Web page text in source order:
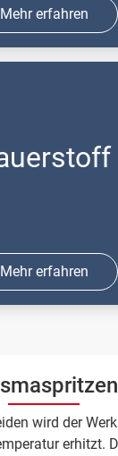
Mehr erfahren
Mehr erfahren
wird der
erhitzt.